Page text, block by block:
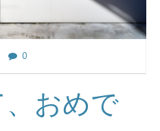
0
おめで